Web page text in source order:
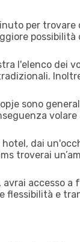
per
l'elenco dei
sono
dai
troverai
accesso
flessibilità e